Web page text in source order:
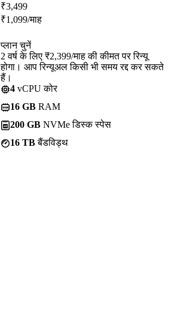
₹3,499
₹1,099/माह
प्लान चुनें
2 वर्ष के लिए ₹2,399/माह की कीमत पर रिन्यू
होगा। आप रिन्यूअल किसी भी समय रद्द कर सकते
हैं।
4 vCPU कोर
16 GB RAM
200 GB NVMe डिस्क स्पेस
16 TBबैंडविड्थ